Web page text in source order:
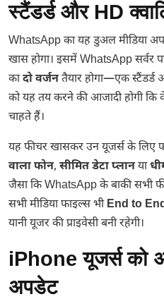
स्टैंडर्ड और HD
WhatsApp का यह डुअल मीडिया
खास होगा। इसमें WhatsApp सर्वर
कादो वर्जनतैयार होगा—एक स्टैंडर्ड
को यह तय करने की आजादी होगी कि
चाहते हैं।
यह फीचर खासकर उन यूजर्स के लिए
वाला फोन, सीमित डेटा प्लानया
जैसा कि WhatsApp के बाकी सभी
सभी मीडिया फाइल्स भीEnd to
यानी यूजर की प्राइवेसी बनी रहेगी।
iPhone यूजर्स को
अपडेट